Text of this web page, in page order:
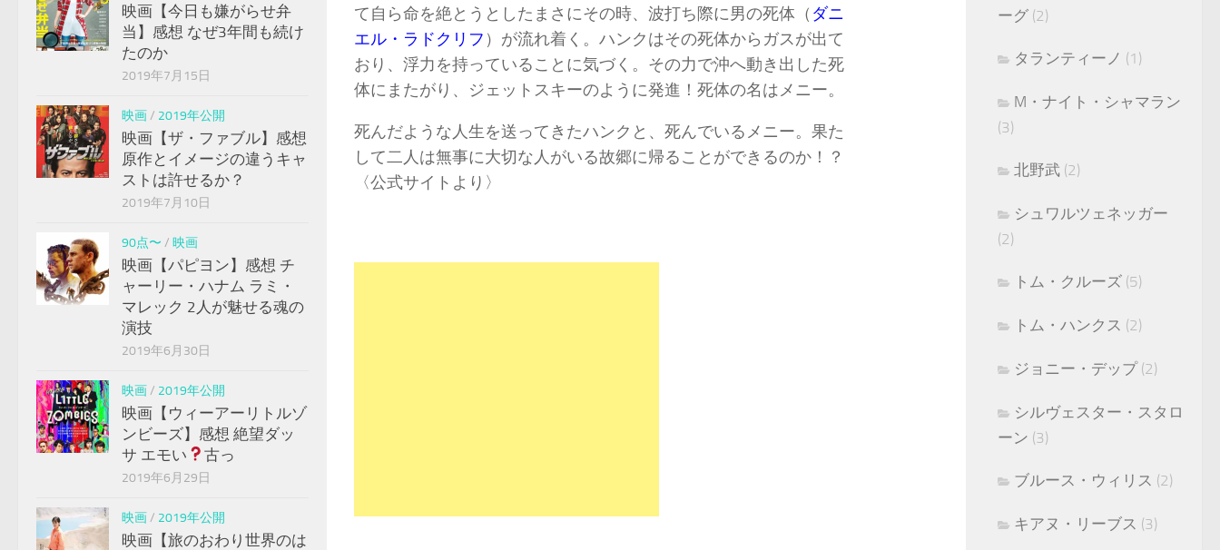
て自ら命を絶とうとしたまさにその時、波打ち際に男の死体（ ダニ
エル・ラドクリフ ）が流れ着く。ハンクはその死体からガスが出て
おり、浮力を持っていることに気づく。その力で沖へ動き出した死
体にまたがり、ジェットスキーのように発進！死体の名はメニー。
死んだような人生を送ってきたハンクと、死んでいるメニー。果た
して二人は無事に大切な人がいる故郷に帰ることができるのか！？
〈公式サイトより〉
映画【今日も嫌がらせ弁
当】感想 なぜ3年間も続け
たのか
2019年7月15日
映画/ 2019年公開
映画【ザ・ファブル】感想
原作とイメージの違うキャ
ストは許せるか？
2019年7月10日
90点〜 / 映画
映画【パピヨン】感想 チ
ャーリー・ハナム ラミ・
マレック 2人が魅せる魂の
演技
2019年6月30日
映画/ 2019年公開
映画【ウィーアーリトルゾ
ンビーズ】感想 絶望ダッ
サ エモい
古っ
2019年6月29日
映画/ 2019年公開
映画【旅のおわり世界のは
ーグ (2)
タランティーノ (1)
M・ナイト・シャマラン
(3)
北野武 (2)
シュワルツェネッガー
(2)
トム・クルーズ (5)
トム・ハンクス (2)
ジョニー・デップ(2)
シルヴェスター・スタロ
ーン (3)
ブルース・ウィリス (2)
キアヌ・リーブス (3)